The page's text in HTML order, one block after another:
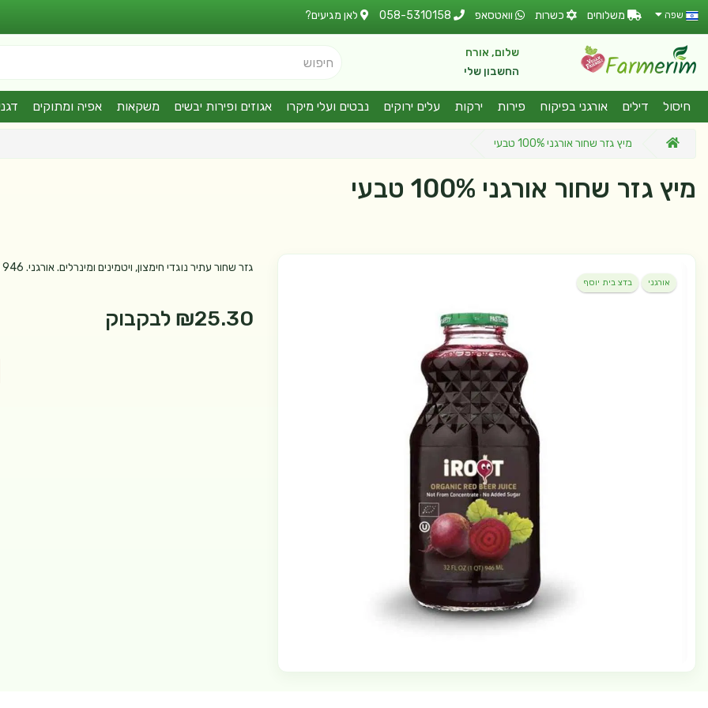
שפה משלוחים כשרות וואטסאפ 058-5310158 לאן מגיעים?
שלום, אורח
החשבון שלי
חיפוש
חיסול דילים אורגני בפיקוח פירות ירקות עלים ירוקים נבטים ועלי מיקרו אגוזים ופירות יבשים משקאות אפיה ומתוקים
מיץ גזר שחור אורגני 100% טבעי
מיץ גזר שחור אורגני 100% טבעי
אורגני בדצ בית יוסף
גזר שחור עתיר נוגדי חימצון, ויטמינים ומינרלים. אורגני. 946 מל'
₪25.30 לבקבוק